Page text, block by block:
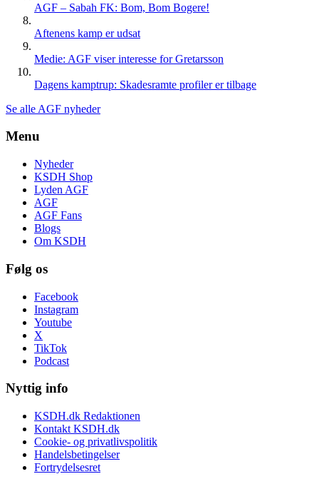
AGF – Sabah FK: Bom, Bom Bogere!
Aftenens kamp er udsat
Medie: AGF viser interesse for Gretarsson
Dagens kamptrup: Skadesramte profiler er tilbage
Se alle AGF nyheder
Menu
Nyheder
KSDH Shop
Lyden AGF
AGF
AGF Fans
Blogs
Om KSDH
Følg os
Facebook
Instagram
Youtube
X
TikTok
Podcast
Nyttig info
KSDH.dk Redaktionen
Kontakt KSDH.dk
Cookie- og privatlivspolitik
Handelsbetingelser
Fortrydelsesret